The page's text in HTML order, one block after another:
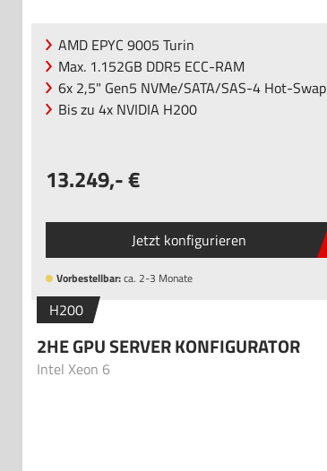
AMD EPYC 9005 Turin
Max. 1.152GB DDR5 ECC-RAM
6x 2,5" Gen5 NVMe/SATA/SAS-4 Hot-Swap
Bis zu 4x NVIDIA H200
13.249,-
Jetzt konfigurieren
Vorbestellbar:ca. 2-3 Monate
H200
2HE GPU SERVER KONFIGURATOR
Intel Xeon 6